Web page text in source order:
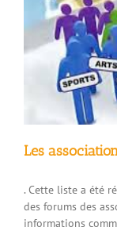
Les
. Cette liste a été
des forums des
informations